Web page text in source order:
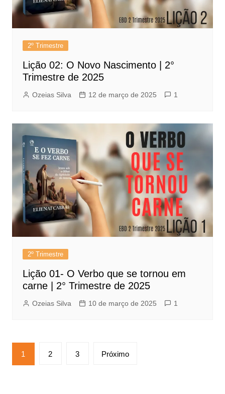
2º Trimestre
Lição 02: O Novo Nascimento | 2°
Trimestre de 2025
Ozeias Silva 12 de março de 2025 1
2º Trimestre
Lição 01- O Verbo que se tornou em
carne | 2° Trimestre de 2025
Ozeias Silva 10 de março de 2025 1
Paginação
de
1 2 3 Próximo